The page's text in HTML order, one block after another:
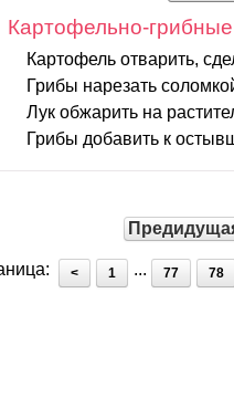
Картофельно-
Картофель отварить,
Грибы нарезать
Лук обжарить на
Грибы добавить к
< 1 77 78